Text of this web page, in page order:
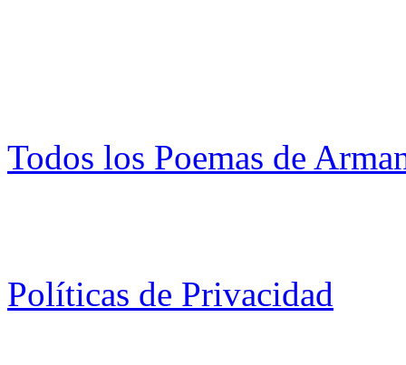
Todos los Poemas de
Políticas de Privacidad